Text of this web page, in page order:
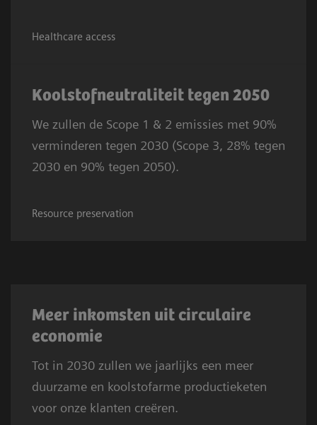
Healthcare access
Koolstofneutraliteit tegen 2050
We zullen de Scope 1 & 2 emissies met 90%
verminderen tegen 2030 (Scope 3, 28% tegen
2030 en 90% tegen 2050).
Resource preservation
Meer inkomsten uit circulaire
economie
Tot in 2030 zullen we jaarlijks een meer
duurzame en koolstofarme productieketen
voor onze klanten creëren.